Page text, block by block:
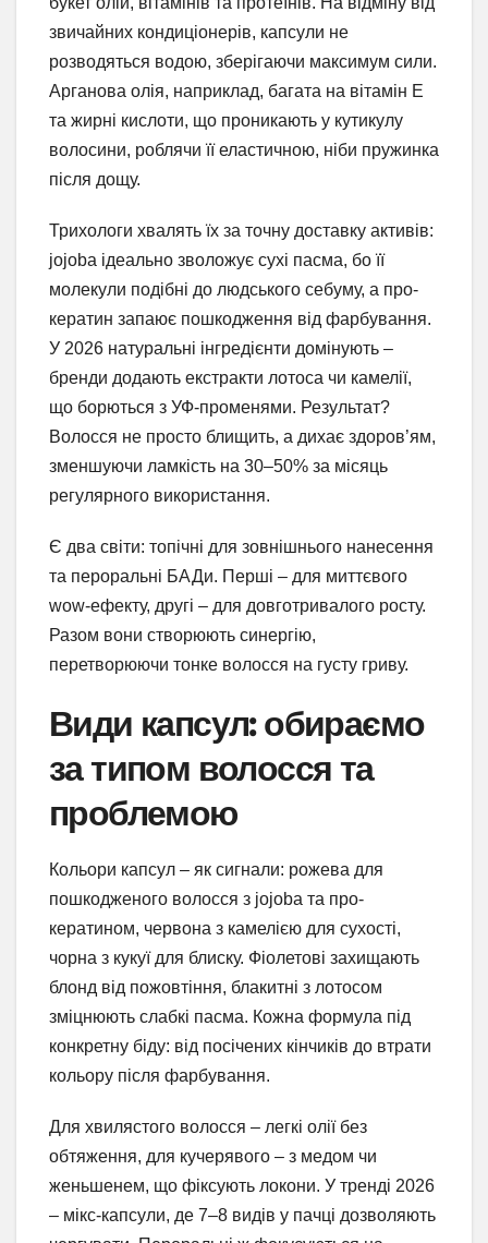
звичайних кондиціонерів, капсули не
розводяться водою, зберігаючи максимум сили.
Арганова олія, наприклад, багата на вітамін Е
та жирні кислоти, що проникають у кутикулу
волосини, роблячи її еластичною, ніби пружинка
після дощу.
Трихологи хвалять їх за точну доставку активів:
jojoba ідеально зволожує сухі пасма, бо її
молекули подібні до людського себуму, а про-
кератин запаює пошкодження від фарбування.
У 2026 натуральні інгредієнти домінують –
бренди додають екстракти лотоса чи камелії,
що борються з УФ-променями. Результат?
Волосся не просто блищить, а дихає здоров’ям,
зменшуючи ламкість на 30–50% за місяць
регулярного використання.
Є два світи: топічні для зовнішнього нанесення
та пероральні БАДи. Перші – для миттєвого
wow-ефекту, другі – для довготривалого росту.
Разом вони створюють синергію,
перетворюючи тонке волосся на густу гриву.
Види капсул: обираємо
за типом волосся та
проблемою
Кольори капсул – як сигнали: рожева для
пошкодженого волосся з jojoba та про-
кератином, червона з камелією для сухості,
чорна з кукуї для блиску. Фіолетові захищають
блонд від пожовтіння, блакитні з лотосом
зміцнюють слабкі пасма. Кожна формула під
конкретну біду: від посічених кінчиків до втрати
кольору після фарбування.
Для хвилястого волосся – легкі олії без
обтяження, для кучерявого – з медом чи
женьшенем, що фіксують локони. У тренді 2026
– мікс-капсули, де 7–8 видів у пачці дозволяють